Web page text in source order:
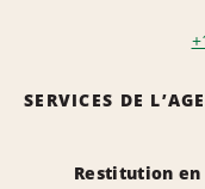
SERVICES DE
Restitution